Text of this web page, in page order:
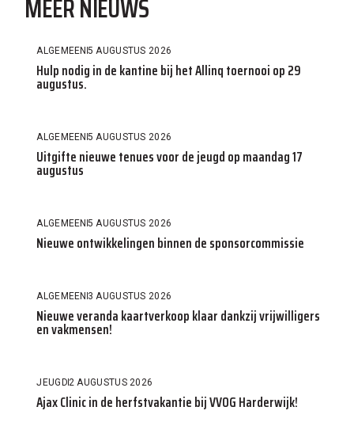
MEER NIEUWS
ALGEMEEN5 AUGUSTUS 2026
Hulp nodig in de kantine bij het Allinq toernooi op 29
augustus.
ALGEMEEN5 AUGUSTUS 2026
Uitgifte nieuwe tenues voor de jeugd op maandag 17
augustus
ALGEMEEN5 AUGUSTUS 2026
Nieuwe ontwikkelingen binnen de sponsorcommissie
ALGEMEEN3 AUGUSTUS 2026
Nieuwe veranda kaartverkoop klaar dankzij vrijwilligers
en vakmensen!
JEUGD2 AUGUSTUS 2026
Ajax Clinic in de herfstvakantie bij VVOG Harderwijk!